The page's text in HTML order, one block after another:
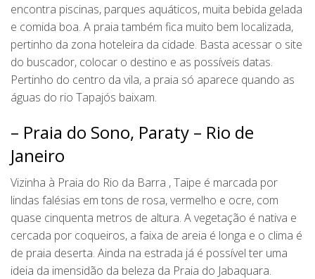
encontra piscinas, parques aquáticos, muita bebida gelada
e comida boa. A praia também fica muito bem localizada,
pertinho da zona hoteleira da cidade. Basta acessar o site
do buscador, colocar o destino e as possíveis datas.
Pertinho do centro da vila, a praia só aparece quando as
águas do rio Tapajós baixam.
– Praia do Sono, Paraty – Rio de
Janeiro
Vizinha à Praia do Rio da Barra , Taipe é marcada por
lindas falésias em tons de rosa, vermelho e ocre, com
quase cinquenta metros de altura. A vegetação é nativa e
cercada por coqueiros, a faixa de areia é longa e o clima é
de praia deserta. Ainda na estrada já é possível ter uma
ideia da imensidão da beleza da Praia do Jabaquara.